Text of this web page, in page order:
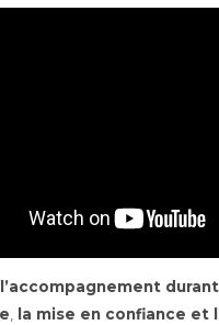
l’accompagnement
la mise en confiance et